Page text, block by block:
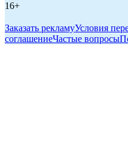
16+
Заказать рекламуУсловия
соглашениеЧастые вопросы